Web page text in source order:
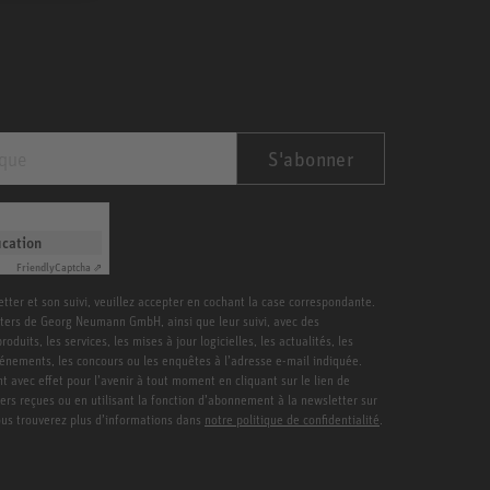
S'abonner
FriendlyCaptcha ⇗
et son suivi, veuillez accepter en cochant la case correspondante.
de Georg Neumann GmbH, ainsi que leur suivi, avec des
les services, les mises à jour logicielles, les actualités, les
les concours ou les enquêtes à l’adresse e-mail indiquée.
avec effet pour l’avenir à tout moment en cliquant sur le lien de
reçues ou en utilisant la fonction d’abonnement à la newsletter sur
trouverez plus d’informations dans notre politique de confidentialité.